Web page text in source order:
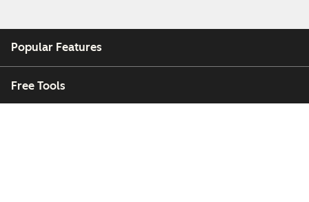
Popular Features
Free Tools